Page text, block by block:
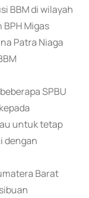
BBM di wilayah
Migas
Patra Niaga
SPBU
untuk tetap
dengan
Barat